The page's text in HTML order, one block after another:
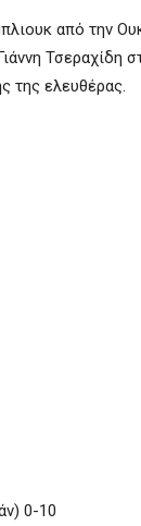
από την
Τσεραχίδη
της ελευθέρας.
0-10